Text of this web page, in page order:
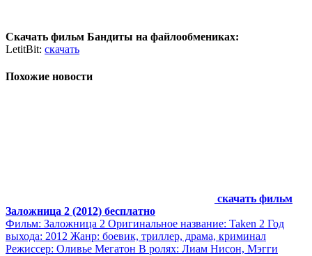
Скачать фильм Бандиты на файлообмениках:
LetitBit: скачать
Похожие новости
скачать фильм
Заложница 2 (2012) бесплатно
Фильм: Заложница 2 Оригинальное название: Taken 2 Год
выхода: 2012 Жанр: боевик, триллер, драма, криминал
Режиссер: Оливье Мегатон В ролях: Лиам Нисон, Мэгги